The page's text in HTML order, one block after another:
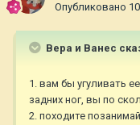
Опубликовано
Вера и Ванес
1. вам бы угуливать
задних ног, вы по
2. походите